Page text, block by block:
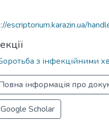
escriptorium.karazin.ua/
з інфекційними
інформація про
Google Scholar